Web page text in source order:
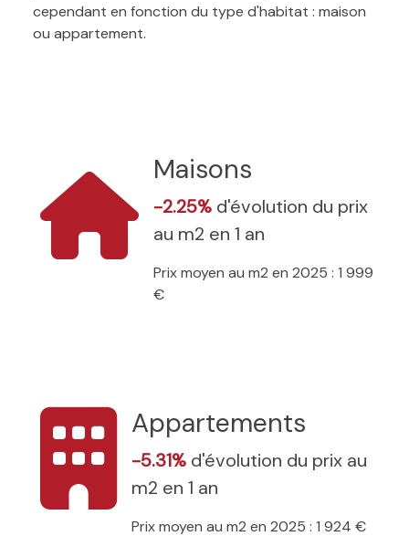
cependant en fonction du type d'habitat : maison
ou appartement.
Maisons
-2.25% d'évolution du prix
au m2 en 1 an
Prix moyen au m2 en 2025 : 1 999
€
Appartements
-5.31% d'évolution du prix au
m2 en 1 an
Prix moyen au m2 en 2025 : 1 924 €